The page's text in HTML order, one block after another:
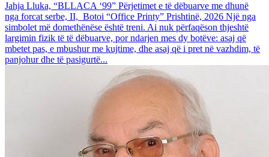
Jahja Lluka, “BLLACA ‘99” Përjetimet e të dëbuarve me dhunë
nga forcat serbe, II, Botoi “Office Printy” Prishtinë, 2026 Një nga
simbolet më domethënëse është treni. Ai nuk përfaqëson thjeshtë
largimin fizik të të dëbuarve, por ndarjen mes dy botëve: asaj që
mbetet pas, e mbushur me kujtime, dhe asaj që i pret në vazhdim, të
panjohur dhe të pasigurtë...